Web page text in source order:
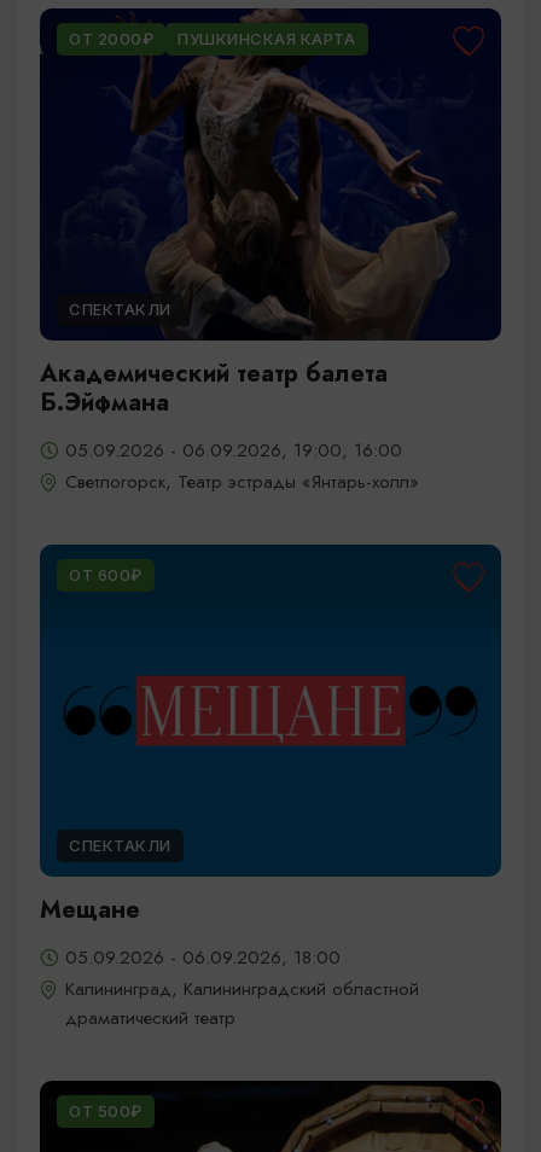
ОТ 2000₽ ПУШКИНСКАЯ КАРТА
СПЕКТАКЛИ
Академический театр балета
Б.Эйфмана
05.09.2026 - 06.09.2026, 19:00, 16:00
Светлогорск, Театр эстрады «Янтарь-холл»
ОТ 600₽
СПЕКТАКЛИ
Мещане
05.09.2026 - 06.09.2026, 18:00
Калининград, Калининградский областной
драматический театр
ОТ 500₽